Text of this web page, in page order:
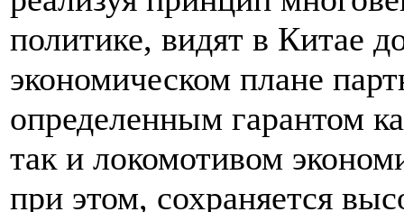
политике, видят в Китае
экономическом плане
определенным гарантом
так и локомотивом
при этом, сохраняется